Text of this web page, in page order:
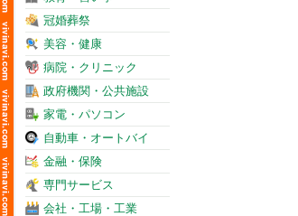
冠婚葬祭
美容・健康
病院・クリニック
政府機関・公共施設
家電・パソコン
自動車・オートバイ
金融・保険
専門サービス
会社・工場・工業